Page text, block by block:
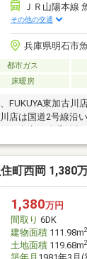
ＪＲ山陽本線
その他の交通
兵庫県明石市
都市ガス
床暖房
東加古川
店は国道2号線沿
ご来店随時受付中
床暖房付き（1F全
通学に便利！■「
■空気もクリーンで
全居室収納スペー
ます。■お問い合
い合わせください。
町西岡 1,380
1,380万円
間取り 6DK
建物面積111.98m2
土地面積119.68m2